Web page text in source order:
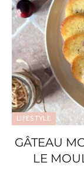
LIFESTYLE
GÂTEAU
LE